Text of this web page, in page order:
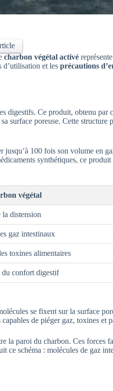
charbon végétal activé
d’utilisation et les précautions
digestifs. Ce produit, obtenu par
surface poreuse. Cette structure
jusqu’à 100 fois son volume en
synthétiques, ce
végétal
distension
gaz intestinaux
toxines alimentaires
confort digestif
se fixent sur la surface
de piéger gaz, toxines et
la paroi du charbon. Ces forces
ce schéma : molécules de